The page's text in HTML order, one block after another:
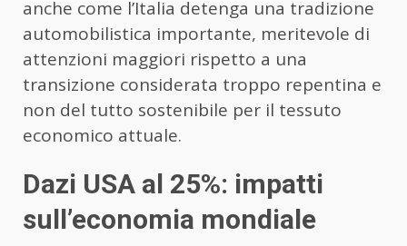
anche come l’Italia detenga una tradizione
automobilistica importante, meritevole di
attenzioni maggiori rispetto a una
transizione considerata troppo repentina e
non del tutto sostenibile per il tessuto
economico attuale.
Dazi USA al 25%: impatti
sull’economia mondiale